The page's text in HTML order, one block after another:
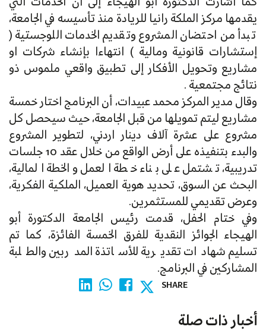
يقدمها مركز الملكة رانيا للريادة منذ تأسيسه في الجامعة،
تبدأ من احتضان المشروع وتقديم الخدمات اللوجستية (
إستشارات قانونية ومالية ) انتهاءا بإنشاء شركات او
مشاريع وتحويل الأفكار إلى تطبيق واقعي ملموس ذو
نتائج مجتمعية .
وقال مدير المركز محمد عبيدات، أن البرنامج اختار خمسة
مشاريع ليتم تمويلها من قبل الجامعة، حيث سيحصل كل
مشروع على عشرة آلاف دينار اردني، لتطوير المشروع
والبدء بتنفيذه على أرض الواقع من خلال عقد 10 جلسات
تدريبية، تشتمل على بناء خطة العمل والخطة المالية،
البحث عن السوق، تحديد هوية العميل، الملكية الفكرية،
وعرض تقديمي للمستثمرين.
وفي ختام الحفل، قدمت رئيس الجامعة الدكتورة أبو
الهيجاء الجوائز النقدية للفرق الخمسة الفائزة، كما تم
تسليم شهادات تقديرية للأساتذة المدربين والطلبة
المشاركين في البرنامج.
SHARE
أخبار ذات صلة